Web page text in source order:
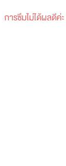
การซึมไม่ได้ผลดีค่ะ